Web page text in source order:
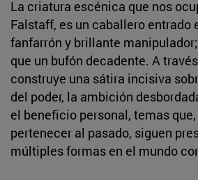
La criatura escénica que nos
Falstaff, es un caballero entrado
fanfarrón y brillante
que un bufón decadente. A
construye una sátira incisiva
del poder, la ambición
el beneficio personal, temas
pertenecer al pasado, siguen
múltiples formas en el mundo